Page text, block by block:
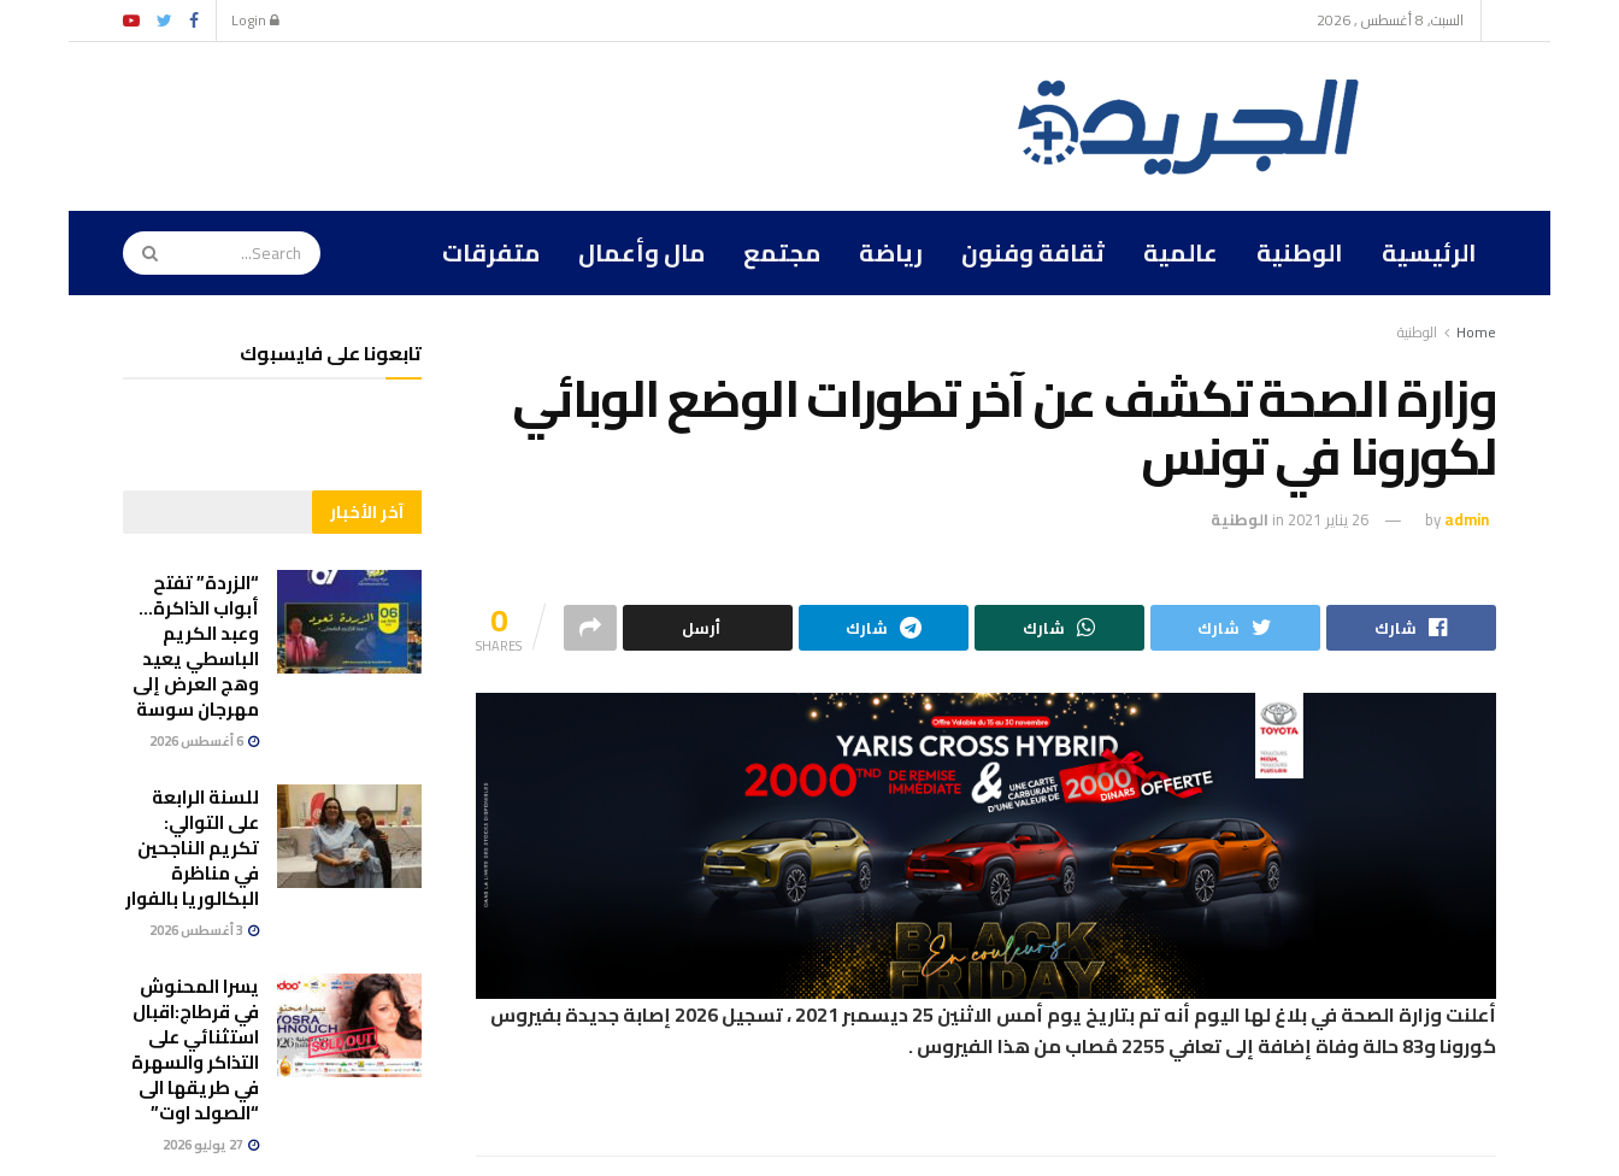
السبت, 8 أغسطس , 2026
الرئيسية الوطنية عالمية ثقافة وفنون رياضة مجتمع مال وأعمال متفرقات
Home الوطنية
وزارة الصحة تكشف عن آخر تطورات الوضع الوبائي
لكورونا في تونس
byadmin 26 يناير 2021 in الوطنية
0
SHARES
شارك شارك شارك شارك أرسل
أعلنت وزارة الصحة في بلاغ لها اليوم أنه تم بتاريخ يوم أمس الاثنين 25 ديسمبر 2021 ، تسجيل 2026 إصابة جديدة بفيروس
كورونا و83 حالة وفاة إضافة إلى تعافي 2255 مُصاب من هذا الفيروس .
تابعونا على فايسبوك
آخر الأخبار
“الزردة” تفتح
أبواب الذاكرة…
وعبد الكريم
الباسطي يعيد
وهج العرض إلى
مهرجان سوسة
6 أغسطس 2026
للسنة الرابعة
على التوالي:
تكريم الناجحين
في مناظرة
البكالوريا بالفوار
يسرا المحنوش
في قرطاج:اقبال
استثنائي على
التذاكر والسهرة
في طريقها الى
“الصولد اوت”